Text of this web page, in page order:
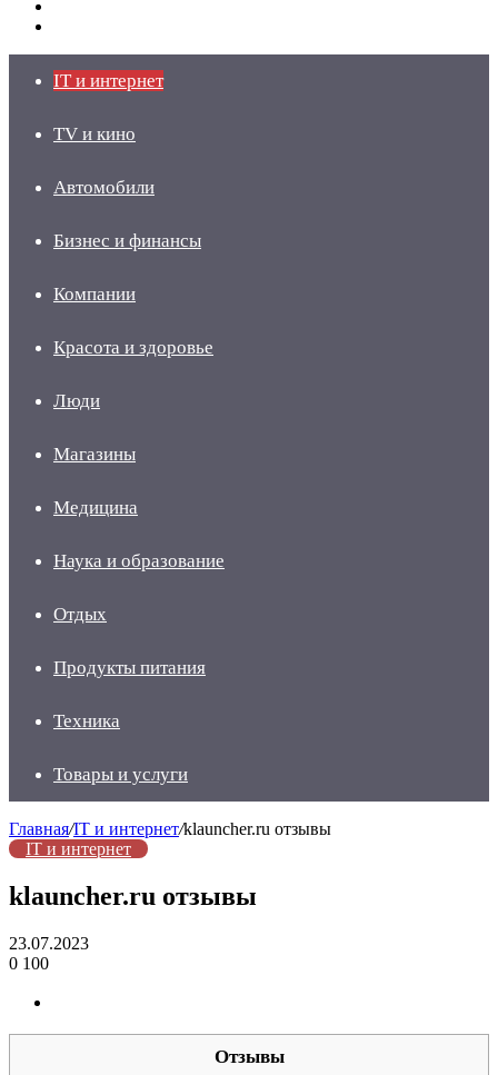
IT и интернет
TV и кино
Автомобили
Бизнес и финансы
Компании
Красота и здоровье
Люди
Магазины
Медицина
Наука и образование
Отдых
Продукты питания
Техника
Товары и услуги
Главная/IT и интернет/klauncher.ru отзывы
IT и интернет
klauncher.ru отзывы
23.07.2023
0 100
Отзывы